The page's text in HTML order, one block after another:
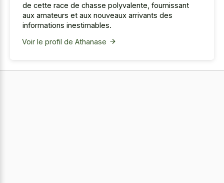
de cette race de chasse polyvalente, fournissant
aux amateurs et aux nouveaux arrivants des
informations inestimables.
Voir le profil de Athanase